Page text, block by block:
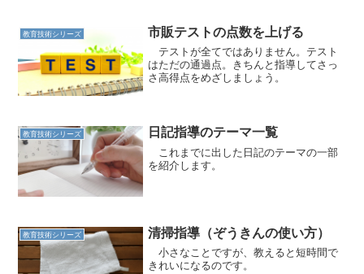
教育技術シリーズ 市販テストの点数を上げる
テストが全てではありません。テスト
はただの通過点。きちんと指導してさっ
さ高得点をめざしましょう。
教育技術シリーズ 日記指導のテーマ一覧
これまでに出した日記のテーマの一部
を紹介します。
教育技術シリーズ 清掃指導（ぞうきんの使い方）
小さなことですが、教えると短時間で
きれいになるのです。